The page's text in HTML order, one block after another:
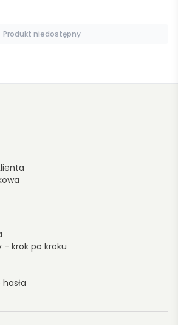
Produkt niedostępny
- krok po kroku